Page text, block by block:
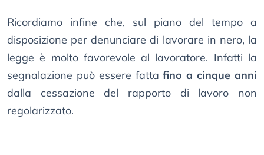
Ricordiamo infine che, sul piano del tempo a
disposizione per denunciare di lavorare in nero, la
legge è molto favorevole al lavoratore. Infatti la
segnalazione può essere fattafino a cinque anni
dalla cessazione del rapporto di lavoro non
regolarizzato.